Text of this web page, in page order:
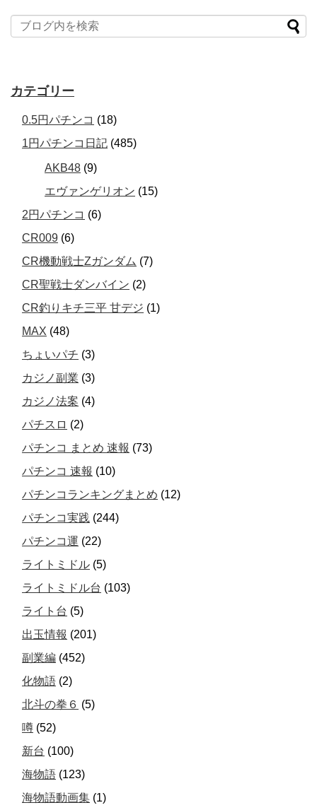
カテゴリー
0.5円パチンコ (18)
1円パチンコ日記 (485)
AKB48 (9)
エヴァンゲリオン (15)
2円パチンコ (6)
CR009 (6)
CR機動戦士Zガンダム (7)
CR聖戦士ダンバイン (2)
CR釣りキチ三平 甘デジ (1)
MAX (48)
ちょいパチ (3)
カジノ副業 (3)
カジノ法案 (4)
パチスロ (2)
パチンコ まとめ 速報 (73)
パチンコ 速報 (10)
パチンコランキングまとめ (12)
パチンコ実践 (244)
パチンコ運 (22)
ライトミドル (5)
ライトミドル台 (103)
ライト台 (5)
出玉情報 (201)
副業編 (452)
化物語 (2)
北斗の拳６ (5)
噂 (52)
新台 (100)
海物語 (123)
海物語動画集 (1)